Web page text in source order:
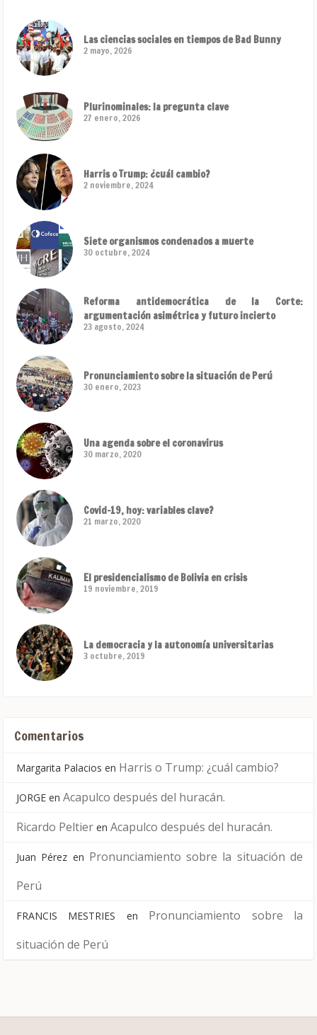
Las ciencias sociales en tiempos de Bad Bunny
2 mayo, 2026
Plurinominales: la pregunta clave
27 enero, 2026
Harris o Trump: ¿cuál cambio?
2 noviembre, 2024
Siete organismos condenados a muerte
30 octubre, 2024
Reforma antidemocrática de la Corte:
argumentación asimétrica y futuro incierto
23 agosto, 2024
Pronunciamiento sobre la situación de Perú
30 enero, 2023
Una agenda sobre el coronavirus
30 marzo, 2020
Covid-19, hoy: variables clave?
21 marzo, 2020
El presidencialismo de Bolivia en crisis
19 noviembre, 2019
La democracia y la autonomía universitarias
3 octubre, 2019
Comentarios
Margarita Palacios en Harris o Trump: ¿cuál cambio?
JORGE en Acapulco después del huracán.
Ricardo Peltier en Acapulco después del huracán.
Juan Pérez en Pronunciamiento sobre la situación de
Perú
FRANCIS MESTRIES en Pronunciamiento sobre la
situación de Perú